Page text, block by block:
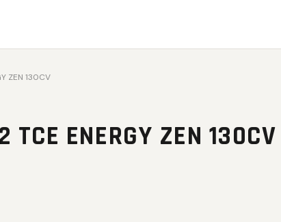
ZEN 130CV
TCE ENERGY ZEN 130CV